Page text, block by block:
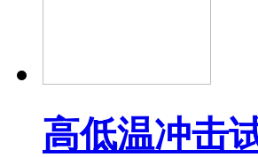
高低温冲击